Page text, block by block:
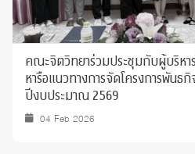
คณะจิตวิทยาร่วมประชุมกับผู้บริหา
หารือแนวทางการจัดโครงการพันธ
ปีงบประมาณ 2569
04 Feb 2026